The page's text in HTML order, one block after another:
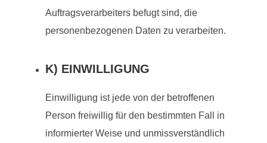
Auftragsverarbeiters befugt sind, die
personenbezogenen Daten zu verarbeiten.
K) EINWILLIGUNG
Einwilligung ist jede von der betroffenen
Person freiwillig für den bestimmten Fall in
informierter Weise und unmissverständlich